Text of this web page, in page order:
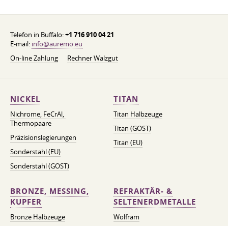
Telefon in Buffalo:+1 716 910 04 21
E-mail: info@auremo.eu
On-line Zahlung
Rechner Walzgut
NICKEL
Nichrome, FeСrAl, ​​
Thermopaare
Präzisionslegierungen
Sonderstahl (EU)
Sonderstahl (GOST)
TITAN
Titan Halbzeuge
Titan (GOST)
Titan (EU)
BRONZE, MESSING,
KUPFER
Bronze Halbzeuge
REFRAKTÄR- &
SELTENERDMETALLE
Wolfram